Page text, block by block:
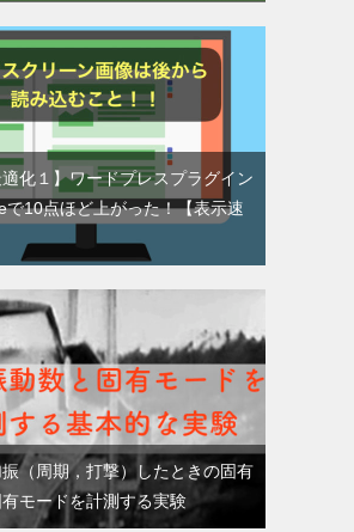
適化１】ワードプレスプラグイン
で10点ほど上がった！【表示速
（周期，打撃）したときの固有
モードを計測する実験